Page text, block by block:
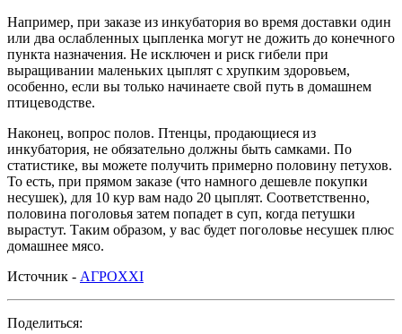
Например, при заказе из инкубатория во время доставки один
или два ослабленных цыпленка могут не дожить до конечного
пункта назначения. Не исключен и риск гибели при
выращивании маленьких цыплят с хрупким здоровьем,
особенно, если вы только начинаете свой путь в домашнем
птицеводстве.
Наконец, вопрос полов. Птенцы, продающиеся из
инкубатория, не обязательно должны быть самками. По
статистике, вы можете получить примерно половину петухов.
То есть, при прямом заказе (что намного дешевле покупки
несушек), для 10 кур вам надо 20 цыплят. Соответственно,
половина поголовья затем попадет в суп, когда петушки
вырастут. Таким образом, у вас будет поголовье несушек плюс
домашнее мясо.
Источник - АГРОXXI
Поделиться: